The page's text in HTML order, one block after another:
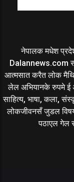
नेपालक मधेश
Dalannews.com
आत्मसात करैत लोक
लेल अभियानके रुपमे ई
साहित्य, भाषा, कला,
लोकजीवनसँ जुडल
पठाएल गेल